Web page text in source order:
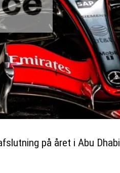
på året i Abu Dhabi